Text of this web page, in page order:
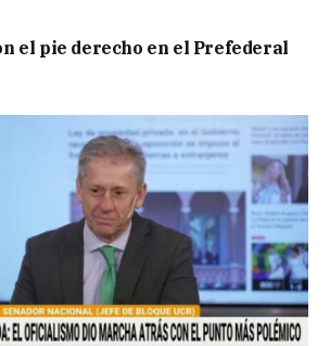
el pie derecho en el Prefederal